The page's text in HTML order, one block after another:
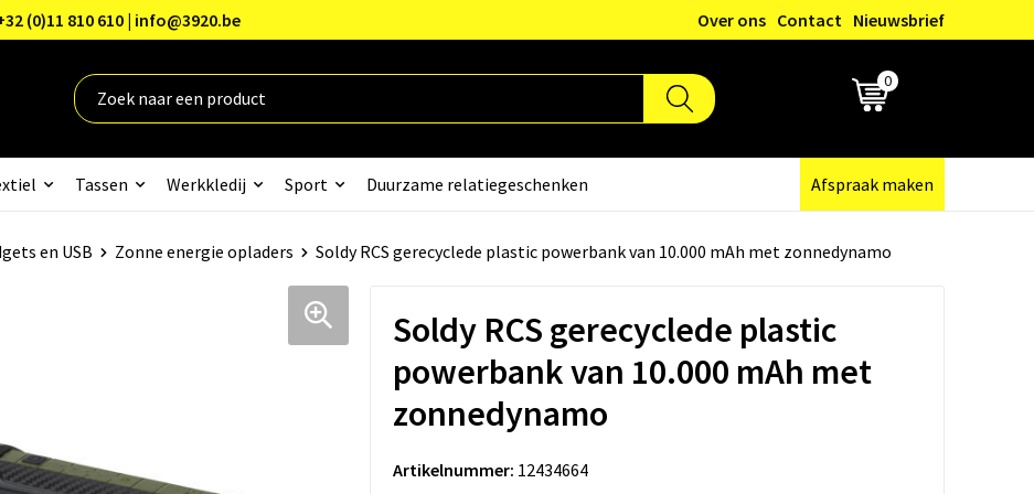
(0)11 810 610 | info@3920.be Over ons Contact Nieuwsbrief
0
Tassen Werkkledij Sport Duurzame relatiegeschenken Afspraak maken
en USB Zonne energie opladers Soldy RCS gerecyclede plastic powerbank van 10.000 mAh met zonnedynamo
Soldy RCS gerecyclede plastic
powerbank van 10.000 mAh met
zonnedynamo
Artikelnummer: 12434664